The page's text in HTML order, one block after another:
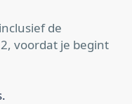
de
voordat je begint